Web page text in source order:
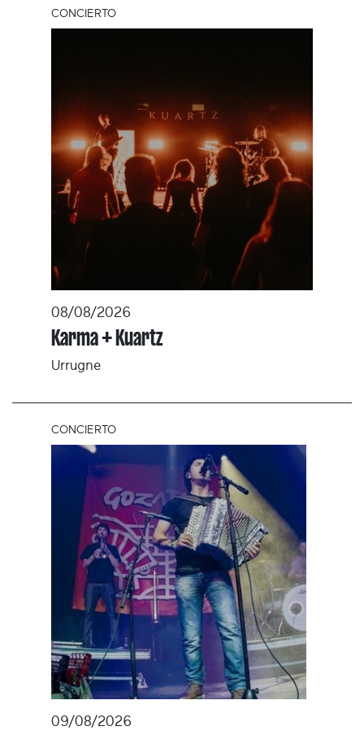
CONCIERTO
08/08/2026
Karma + Kuartz
Urrugne
CONCIERTO
09/08/2026